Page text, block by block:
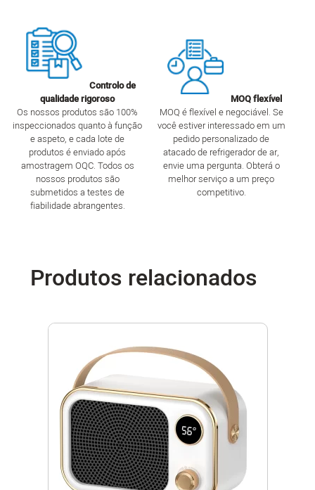
Controlo de
qualidade rigoroso
Os nossos produtos são 100%
inspeccionados quanto à função
e aspeto, e cada lote de
produtos é enviado após
amostragem OQC. Todos os
nossos produtos são
submetidos a testes de
fiabilidade abrangentes.
MOQ flexível
MOQ é flexível e negociável. Se
você estiver interessado em um
pedido personalizado de
atacado de refrigerador de ar,
envie uma pergunta. Obterá o
melhor serviço a um preço
competitivo.
Produtos relacionados